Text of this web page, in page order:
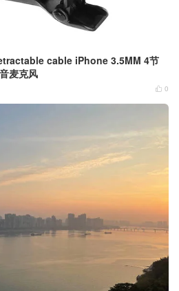
cable iPhone 3.5MM 4节
麦克风
 0